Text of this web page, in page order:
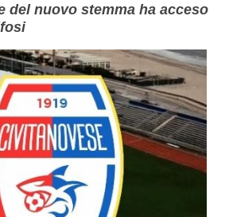
del nuovo stemma ha acceso